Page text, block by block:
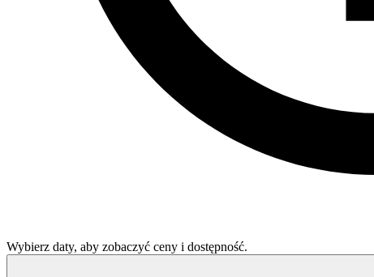
Wybierz daty, aby zobaczyć ceny i dostępność.